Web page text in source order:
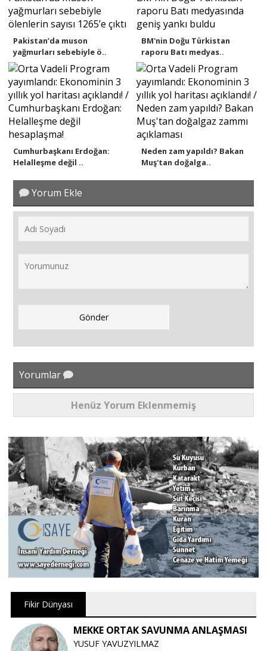
Pakistan’da muson
yağmurları sebebiyle ö..
BM'nin Doğu Türkistan
raporu Batı medyas..
Cumhurbaşkanı Erdoğan:
Helalleşme değil ..
Neden zam yapıldı? Bakan
Muş'tan doğalga..
Yorum Ekle
Yorumlar
Henüz Yorum Eklenmemiş
Fikir Dünyası
MEKKE ORTAK SAVUNMA ANLAŞMASI
YUSUF YAVUZYILMAZ